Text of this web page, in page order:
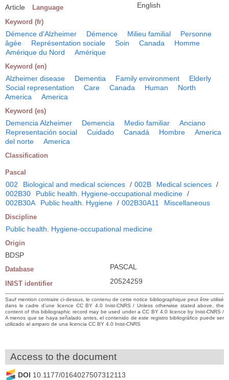
Article Language English
Keyword (fr)
Démence d'Alzheimer Démence Milieu familial
Personne
âgée
Représentation sociale Soin Canada
Homme
Amérique du Nord
Amérique
Keyword (en)
Alzheimer disease Dementia Family environment
Elderly
Social representation
Care Canada Human
North
America
America
Keyword (es)
Demencia Alzheimer Demencia Medio familiar
Anciano
Representación social
Cuidado Canadá Hombre
America
del norte
America
Classification
Pascal
002 Biological and medical sciences / 002B Medical sciences /
002B30
Public health. Hygiene-occupational medicine /
002B30A
Public health. Hygiene / 002B30A11 Miscellaneous
Discipline
Public health. Hygiene-occupational medicine
Origin
BDSP
Database PASCAL
INIST identifier 20524259
Sauf mention contraire ci-dessus, le contenu de cette notice bibliographique peut être utilisé
dans le cadre d’une licence CC BY 4.0 Inist-CNRS / Unless otherwise stated above, the
content of this bibliographic record may be used under a CC BY 4.0 licence by Inist-CNRS /
A menos que se haya señalado antes, el contenido de este registro bibliográfico puede ser
utilizado al amparo de una licencia CC BY 4.0 Inist-CNRS
Access to the document
DOI 10.1177/0164027507312113